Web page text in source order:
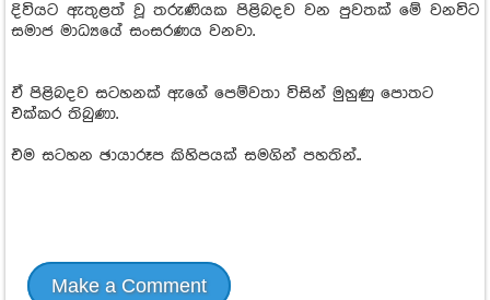
දිවියට ඇතුළත් වූ තරුණියක පිළිබදව වන පුවතක් මේ වනවිට
සමාජ මාධ්‍යයේ සංසරණය වනවා.
ඒ පිළිබදව සටහනක් ඇගේ පෙම්වතා විසින් මුහුණු පොතට
එක්කර තිබුණා.
එම සටහන ඡායාරූප කිහිපයක් සමගින් පහතින්..
Make a Comment